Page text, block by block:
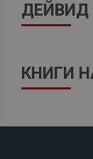
ДЕЙВИД
КНИГИ